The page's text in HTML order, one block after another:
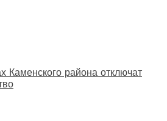
Каменского района отключат